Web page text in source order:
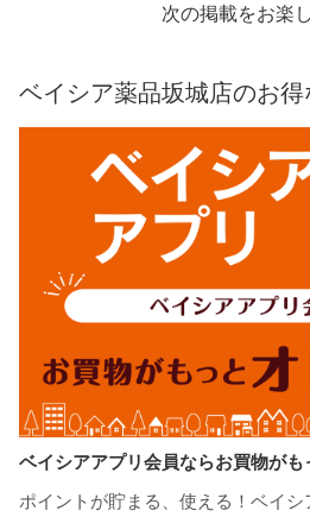
次の掲載をお楽
ベイシア薬品坂城店のお
ベイシアアプリ会員ならお買物が
ポイントが貯まる、使える！ベイ